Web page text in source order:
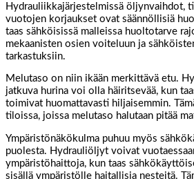
Hydrauliikkajärjestelmissä öljynvaihdot,
vuotojen korjaukset ovat säännöllisiä
taas sähköisissä malleissa huoltotarve
mekaanisten osien voiteluun ja
tarkastuksiin.
Melutaso on niin ikään merkittävä etu.
jatkuva hurina voi olla häiritsevää, kun
toimivat huomattavasti hiljaisemmin.
tiloissa, joissa melutaso halutaan pitää
Ympäristönäkökulma puhuu myös
puolesta. Hydrauliöljyt voivat
ympäristöhaittoja, kun taas
sisällä ympäristölle haitallisia nesteitä.